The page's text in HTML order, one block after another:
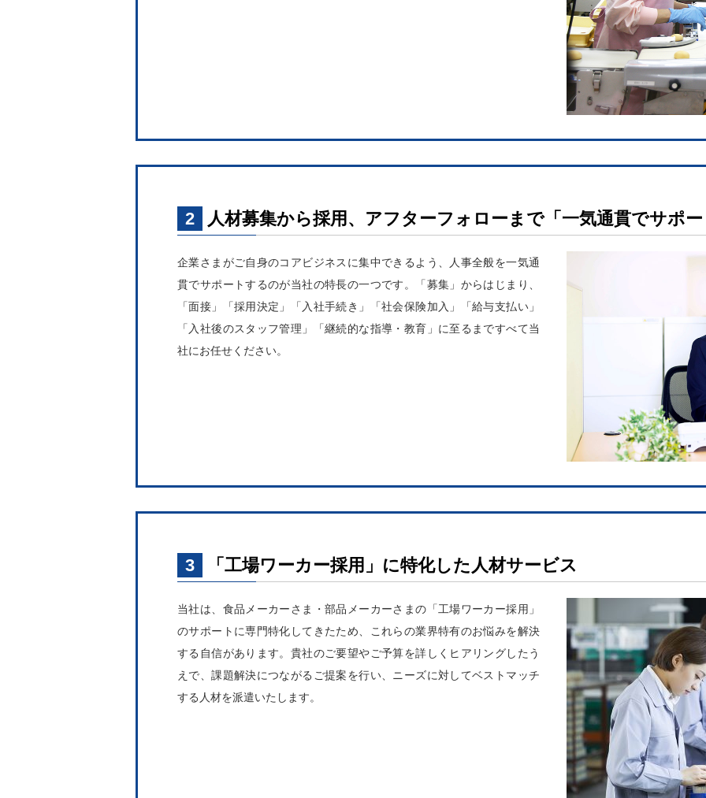
2 人材募集から採用、アフターフォローまで「一気通貫でサポ
企業さまがご自身のコアビジネスに集中できるよう、人事全般を一気通
貫でサポートするのが当社の特長の一つです。「募集」からはじまり、
「面接」「採用決定」「入社手続き」「社会保険加入」「給与支払い」
「入社後のスタッフ管理」「継続的な指導・教育」に至るまですべて当
社にお任せください。
3 「工場ワーカー採用」に特化した人材サービス
当社は、食品メーカーさま・部品メーカーさまの「工場ワーカー採用」
のサポートに専門特化してきたため、これらの業界特有のお悩みを解決
する自信があります。貴社のご要望やご予算を詳しくヒアリングしたう
えで、課題解決につながるご提案を行い、ニーズに対してベストマッチ
する人材を派遣いたします。